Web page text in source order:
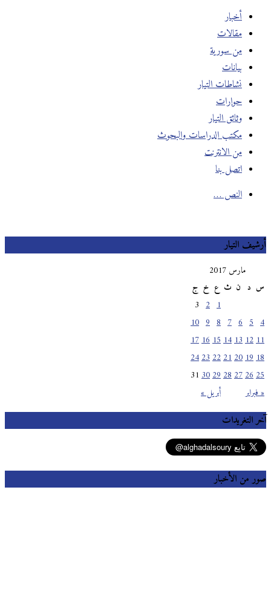
أخبار
مقالات
من سورية
بيانات
نشاطات التيار
حوارات
وثائق التيار
مكتب الدراسات والبحوث
من الانترنت
اتصل بنا
النص …
أرشيف التيار
مارس 2017
س
ث خ ج
« فبراير أبريل »
10
11
12
13
14
15
16
17
18
19
20
21
22
23
24
25
26
27
28
29
30
31
آخر التغريدات
صور من الأخبار